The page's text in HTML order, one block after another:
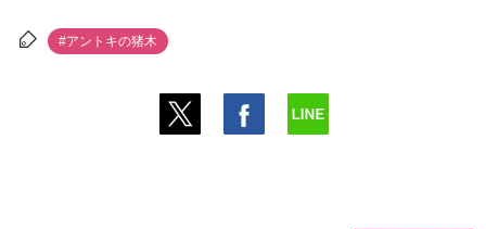
#アントキの猪木